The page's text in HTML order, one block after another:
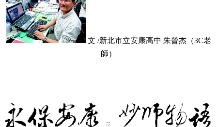
文 /新北市立安康高中 朱晉杰（3C老
師）